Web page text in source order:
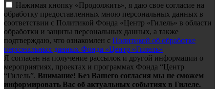
Нажимая кнопку «Продолжить», я даю свое согласие на
обработку предоставленных мною персональных данных в
соответствии с Политикой Фонда «Центр «Гилель» в области
обработки и защиты персональных данных, а также
подтверждаю, что ознакомлен с Политикой об обработке
персональных данных Фонда «Центр «Гилель»
Я согласен на получение рассылок и другой информации о
мероприятиях, проектах и программах Фонда “Центр
“Гилель”. Внимание! Без Вашего согласия мы не сможем
информировать Вас об актуальных событиях в Гилеле.